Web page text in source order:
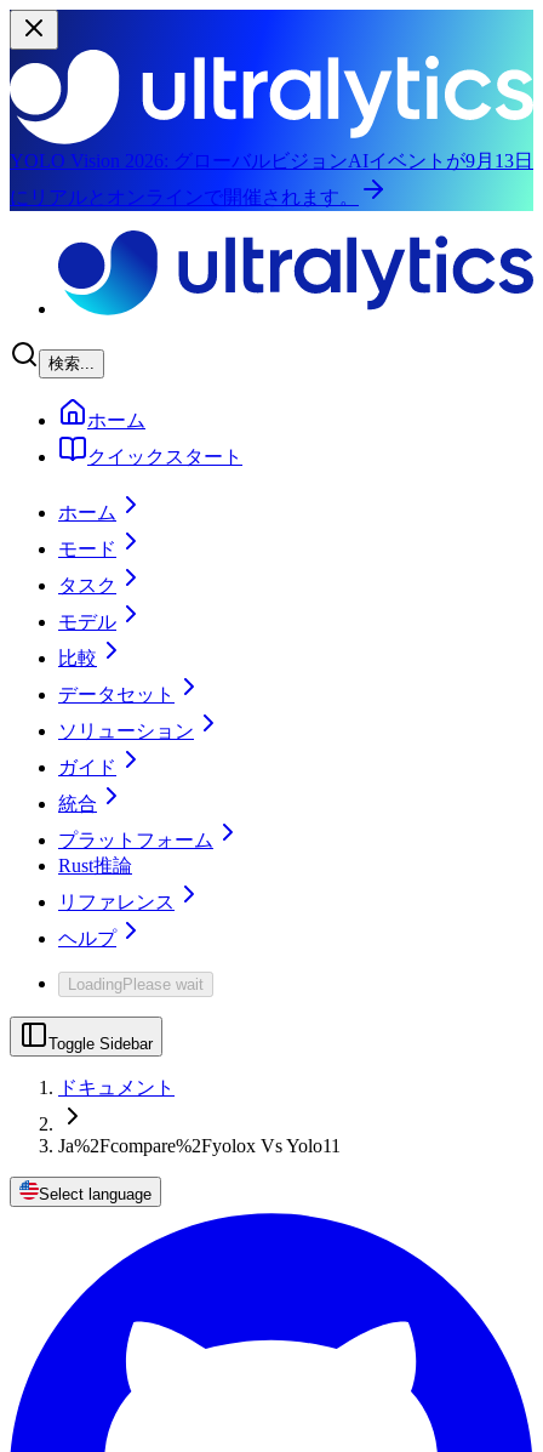
YOLO Vision 2026: グローバルビジョンAIイベントが9月13日
にリアルとオンラインで開催されます。
検索...
ホーム
クイックスタート
ホーム
モード
タスク
モデル
比較
データセット
ソリューション
ガイド
統合
プラットフォーム
Rust推論
リファレンス
ヘルプ
LoadingPlease wait
Toggle Sidebar
ドキュメント
Ja%2Fcompare%2Fyolox Vs Yolo11
Select language